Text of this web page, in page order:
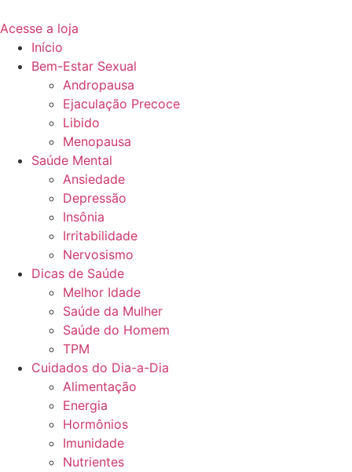
Acesse a loja
Início
Bem-Estar Sexual
Andropausa
Ejaculação Precoce
Libido
Menopausa
Saúde Mental
Ansiedade
Depressão
Insônia
Irritabilidade
Nervosismo
Dicas de Saúde
Melhor Idade
Saúde da Mulher
Saúde do Homem
TPM
Cuidados do Dia-a-Dia
Alimentação
Energia
Hormônios
Imunidade
Nutrientes